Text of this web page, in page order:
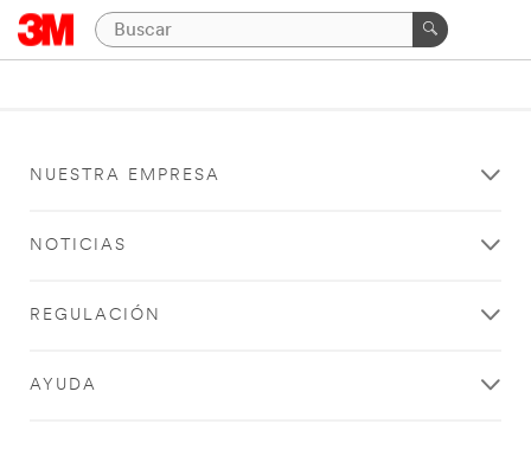
NUESTRA EMPRESA
NOTICIAS
REGULACIÓN
AYUDA